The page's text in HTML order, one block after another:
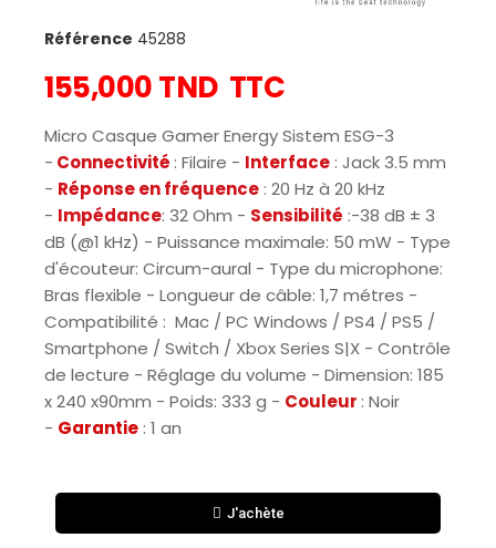
Référence 45288
155,000 TND TTC
Micro Casque Gamer Energy Sistem ESG-3
- Connectivité : Filaire - Interface : Jack 3.5 mm
- Réponse en fréquence : 20 Hz à 20 kHz
- Impédance: 32 Ohm - Sensibilité :-38 dB ± 3
dB (@1 kHz) - Puissance maximale: 50 mW - Type
d'écouteur: Circum-aural - Type du microphone:
Bras flexible - Longueur de câble: 1,7 métres -
Compatibilité : Mac / PC Windows / PS4 / PS5 /
Smartphone / Switch / Xbox Series S|X - Contrôle
de lecture - Réglage du volume - Dimension: 185
x 240 x90mm - Poids: 333 g - Couleur : Noir
- Garantie : 1 an
J'achète